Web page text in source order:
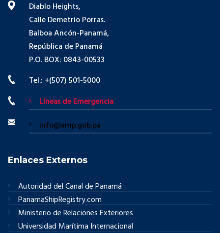
Diablo Heights,
Calle Demetrio Porras.
Balboa Ancón-Panamá,
República de Panamá
P.O. BOX: 0843-00533
Tel.: +(507) 501-5000
Líneas de Emergencia
info@amp.gob.pa
Enlaces Externos
Autoridad del Canal de Panamá
PanamaShipRegistry.com
Ministerio de Relaciones Exteriores
Universidad Marítima Internacional